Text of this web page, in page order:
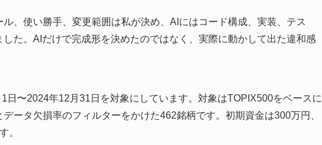
、使い勝手、変更範囲は私が決め、AIにはコード構成、実装、テス
した。AIだけで完成形を決めたのではなく、実際に動かして出た違和感
日〜2024年12月31日を対象にしています。対象はTOPIX500をベースに
ータ欠損率のフィルターをかけた462銘柄です。初期資金は300万円、
。